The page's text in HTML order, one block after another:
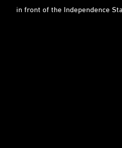
in front of the Independence